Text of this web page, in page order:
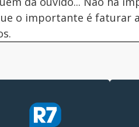
o importante é faturar